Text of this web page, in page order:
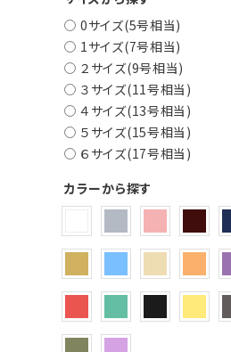
0サイズ(5号相当)
1サイズ(7号相当)
２サイズ(9号相当)
３サイズ(11号相当)
４サイズ(13号相当)
５サイズ(15号相当)
６サイズ(17号相当)
カラーから探す